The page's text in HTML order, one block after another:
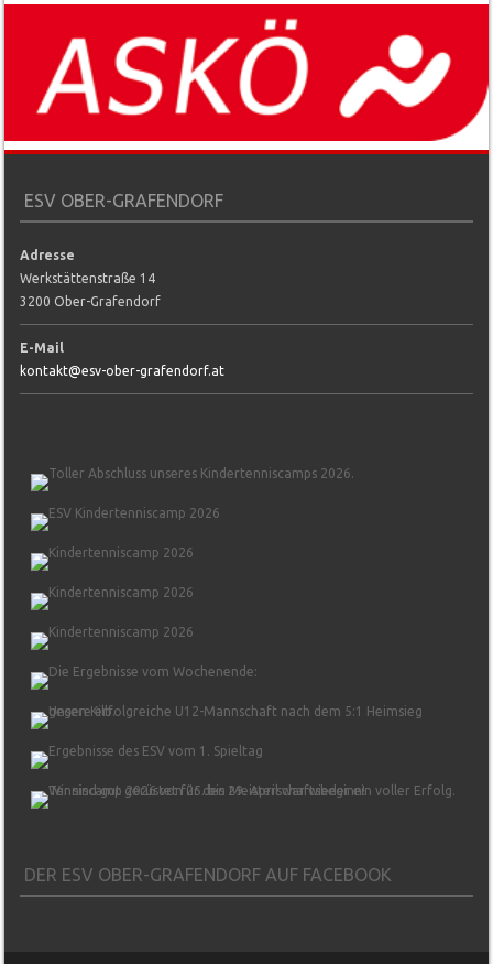
ESV OBER-GRAFENDORF
Adresse
Werkstättenstraße 14
3200 Ober-Grafendorf
E-Mail
kontakt@esv-ober-grafendorf.at
DER ESV OBER-GRAFENDORF AUF FACEBOOK